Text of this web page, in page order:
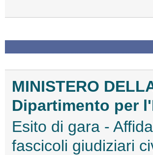
MINISTERO
Dipartimento per
Esito di gara -
fascicoli giudiziari